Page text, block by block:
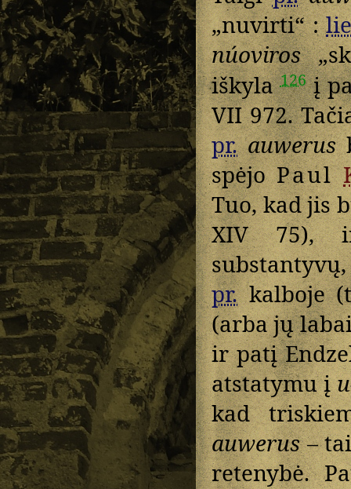
„nuvirti“ :
núoviros
iškyla126į
VII 972.
pr. auwerus
spėjoPaul
Tuo, kad jis
XIV 75),
pr.kalboje
(arba jų
ir patį
atstatymu įu
kad
auwerus–
retenybė.